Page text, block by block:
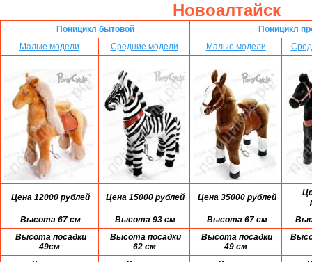
Новоалтайск
Поницикл бытовой
Поницикл
Малые модели
Средние модели Малые модели
Цена 12000 рублей Цена 15000 рублей Цена 35000 рублей
Высота 67 см
Высота 93 см Высота 67 см
Высота посадки
49см
Высота посадки
62 см
Высота посадки
49 см